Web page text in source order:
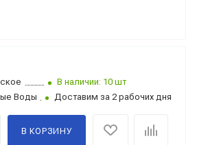
В наличии: 10 шт
Воды Доставим за 2 рабочих дня
В КОРЗИНУ